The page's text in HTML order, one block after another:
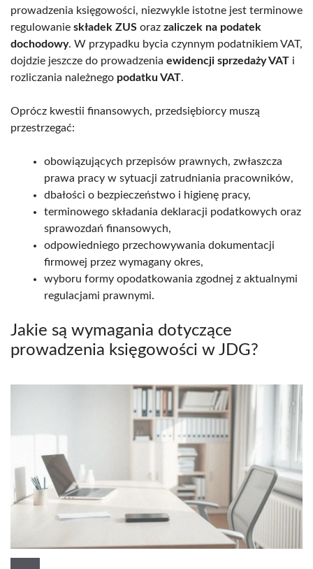
prowadzenia księgowości, niezwykle istotne jest terminowe
regulowanie składek ZUS oraz zaliczek na podatek
dochodowy. W przypadku bycia czynnym podatnikiem VAT,
dojdzie jeszcze do prowadzenia ewidencji sprzedaży VAT i
rozliczania należnego podatku VAT.
Oprócz kwestii finansowych, przedsiębiorcy muszą
przestrzegać:
obowiązujących przepisów prawnych, zwłaszcza
prawa pracy w sytuacji zatrudniania pracowników,
dbałości o bezpieczeństwo i higienę pracy,
terminowego składania deklaracji podatkowych oraz
sprawozdań finansowych,
odpowiedniego przechowywania dokumentacji
firmowej przez wymagany okres,
wyboru formy opodatkowania zgodnej z aktualnymi
regulacjami prawnymi.
Jakie są wymagania dotyczące
prowadzenia księgowości w JDG?